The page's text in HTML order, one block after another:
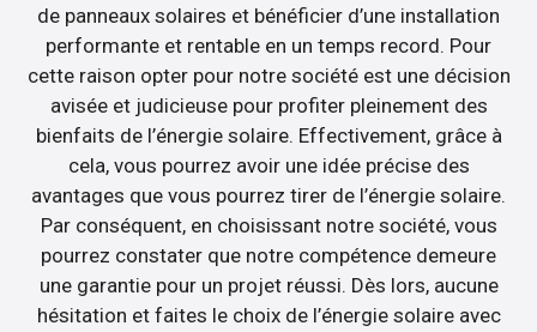
de panneaux solaires et bénéficier d’une installation
performante et rentable en un temps record. Pour
cette raison opter pour notre société est une décision
avisée et judicieuse pour profiter pleinement des
bienfaits de l’énergie solaire. Effectivement, grâce à
cela, vous pourrez avoir une idée précise des
avantages que vous pourrez tirer de l’énergie solaire.
Par conséquent, en choisissant notre société, vous
pourrez constater que notre compétence demeure
une garantie pour un projet réussi. Dès lors, aucune
hésitation et faites le choix de l’énergie solaire avec